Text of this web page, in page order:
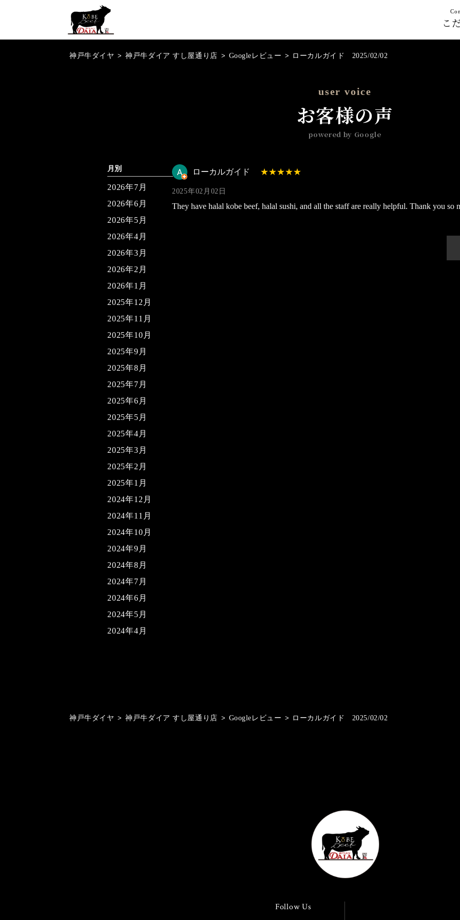
こ
神戸牛ダイヤ > 神戸牛ダイア すし屋通り店 > Googleレビュー > ローカルガイド 2025/02/02
user voice
お客様の声
powered by Google
ローカルガイド
2025年02月02日
They have halal kobe beef, halal sushi, and all the staff are really helpful. Thank you so
月別
2026年7月
2026年6月
2026年5月
2026年4月
2026年3月
2026年2月
2026年1月
2025年12月
2025年11月
2025年10月
2025年9月
2025年8月
2025年7月
2025年6月
2025年5月
2025年4月
2025年3月
2025年2月
2025年1月
2024年12月
2024年11月
2024年10月
2024年9月
2024年8月
2024年7月
2024年6月
2024年5月
2024年4月
神戸牛ダイヤ > 神戸牛ダイア すし屋通り店 > Googleレビュー > ローカルガイド 2025/02/02
Follow Us